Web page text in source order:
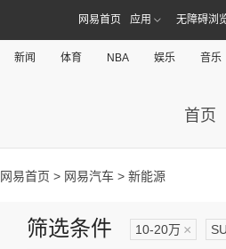
网易首页 应用 无障碍浏
新闻 体育 NBA 娱乐 音乐
首页
网易首页 > 网易汽车 > 新能源
筛选条件 10-20万 ×